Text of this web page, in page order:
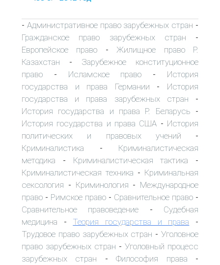
- Административное право зарубежных стран -
Гражданское право зарубежных стран -
Европейское право - Жилищное право Р.
Казахстан - Зарубежное конституционное
право - Исламское право - История
государства и права Германии - История
государства и права зарубежных стран -
История государства и права Р. Беларусь -
История государства и права США - История
политических и правовых учений -
Криминалистика - Криминалистическая
методика - Криминалистическая тактика -
Криминалистическая техника - Криминальная
сексология - Криминология - Международное
право - Римское право - Сравнительное право -
Сравнительное правоведение - Судебная
медицина - Теория государства и права -
Трудовое право зарубежных стран -Уголовное
право зарубежных стран - Уголовный процесс
зарубежных стран -Философия права -